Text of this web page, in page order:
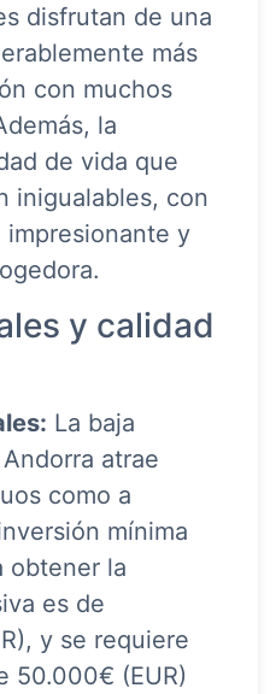
disfrutan de una
más
con muchos
la
de vida que
inigualables, con
y
y calidad
La baja
atrae
como a
mínima
obtener la
es de
y se requiere
50.000€ (EUR)